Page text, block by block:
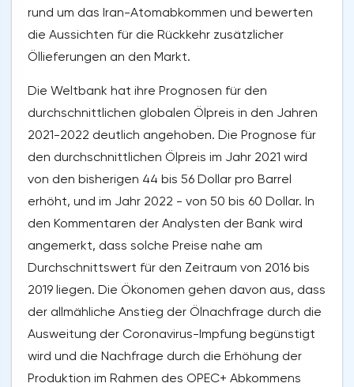
rund um das Iran-Atomabkommen und bewerten
die Aussichten für die Rückkehr zusätzlicher
Öllieferungen an den Markt.
Die Weltbank hat ihre Prognosen für den
durchschnittlichen globalen Ölpreis in den Jahren
2021-2022 deutlich angehoben. Die Prognose für
den durchschnittlichen Ölpreis im Jahr 2021 wird
von den bisherigen 44 bis 56 Dollar pro Barrel
erhöht, und im Jahr 2022 - von 50 bis 60 Dollar. In
den Kommentaren der Analysten der Bank wird
angemerkt, dass solche Preise nahe am
Durchschnittswert für den Zeitraum von 2016 bis
2019 liegen. Die Ökonomen gehen davon aus, dass
der allmähliche Anstieg der Ölnachfrage durch die
Ausweitung der Coronavirus-Impfung begünstigt
wird und die Nachfrage durch die Erhöhung der
Produktion im Rahmen des OPEC+ Abkommens